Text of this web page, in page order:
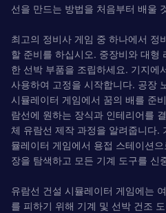
선을 만드는 방법을 처음부터 배울
최고의 정비사 게임 중 하나에서 정
할 준비를 하십시오. 중장비와 대형
한 선박 부품을 조립하세요. 기지에
사용하여 고정을 시작합니다. 공장
시뮬레이터 게임에서 꿈의 배를 준
람선에 원하는 장식과 인테리어를
체 유람선 제작 과정을 알려줍니다.
뮬레이터 게임에서 용접 스테이션
장을 탐색하고 모든 기계 도구를 신
유람선 건설 시뮬레이터 게임에는
를 피하기 위해 기계 및 선박 건조